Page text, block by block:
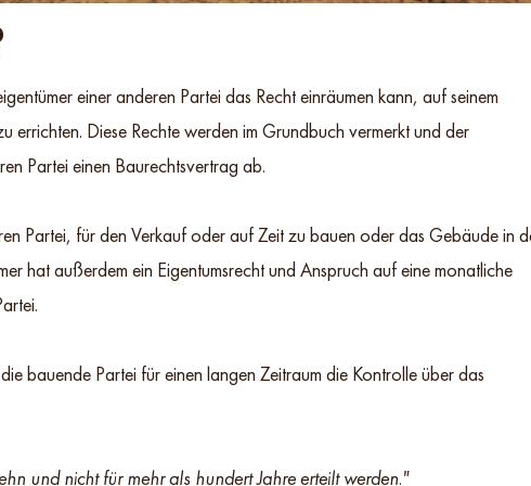
einer anderen Partei das Recht einräumen kann, auf seinem
errichten. Diese Rechte werden im Grundbuch vermerkt und der
Partei einen Baurechtsvertrag ab.
Partei, für den Verkauf oder auf Zeit zu bauen oder das Gebäude in
hat außerdem ein Eigentumsrecht und Anspruch auf eine monatliche
bauende Partei für einen langen Zeitraum die Kontrolle über das
und nicht für mehr als hundert Jahre erteilt werden."